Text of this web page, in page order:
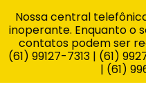
Nossa central
inoperante. Enquanto o
contatos podem ser
(61) 99127-7313 | (61)
| (61)